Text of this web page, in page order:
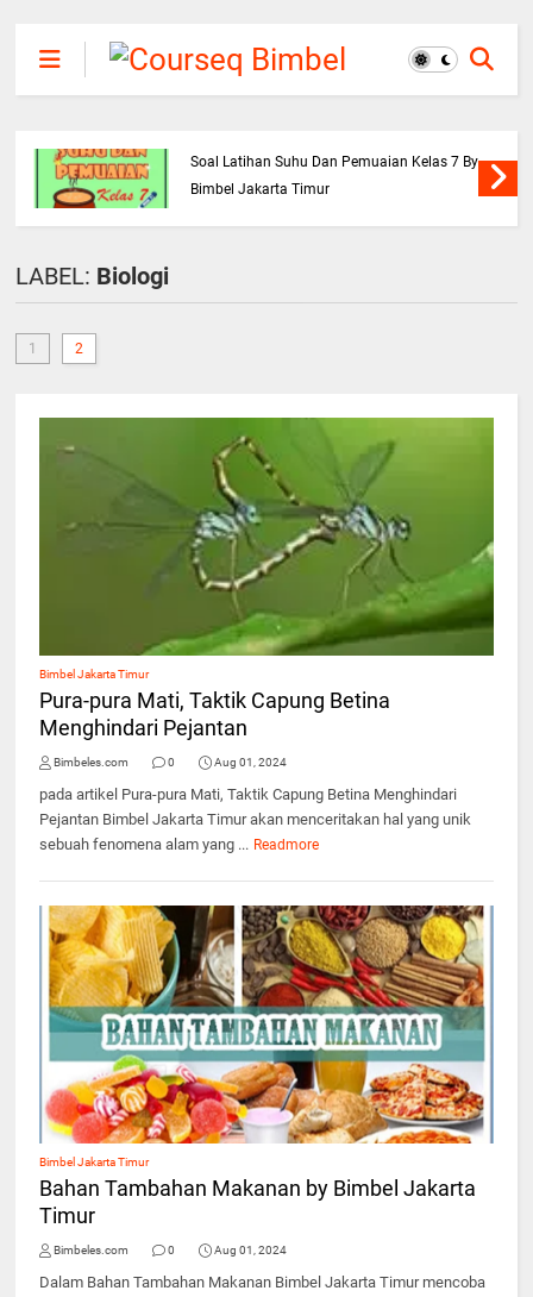
Soal Latihan Suhu Dan Pemuaian Kelas 7 By
Bimbel Jakarta Timur
LABEL: Biologi
1 2
Bimbel Jakarta Timur
Pura-pura Mati, Taktik Capung Betina
Menghindari Pejantan
Bimbeles.com 0 Aug 01, 2024
pada artikel Pura-pura Mati, Taktik Capung Betina Menghindari
Pejantan Bimbel Jakarta Timur akan menceritakan hal yang unik
sebuah fenomena alam yang ... Readmore
Bimbel Jakarta Timur
Bahan Tambahan Makanan by Bimbel Jakarta
Timur
Bimbeles.com 0 Aug 01, 2024
Dalam Bahan Tambahan Makanan Bimbel Jakarta Timur mencoba